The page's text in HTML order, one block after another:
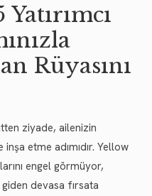
Rüyasını
ziyade, ailenizin
etme adımıdır. Yellow
engel görmüyor,
devasa fırsata